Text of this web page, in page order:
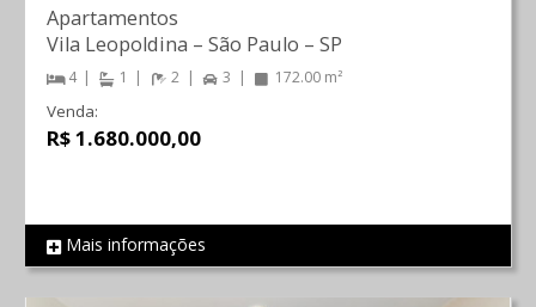
REF 198
Apartamentos
Vila Leopoldina – São Paulo – SP
4 1 2 3 172.00 m²
Venda:
R$ 1.680.000,00
Mais informações